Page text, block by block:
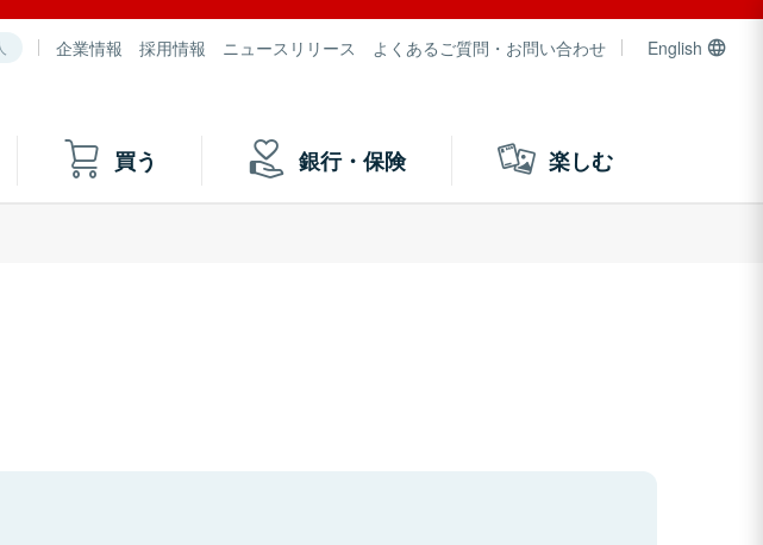
企業情報 採用情報 ニュースリリース よくあるご質問・お問い合わせ English
買う 銀行・保険 楽しむ